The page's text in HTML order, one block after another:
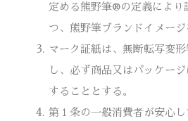
定める熊野筆®の定義により
つ、熊野筆ブランドイメージ
マーク証紙は、無断転写変
し、必ず商品又はパッケー
することとする。
第１条の一般消費者が安心